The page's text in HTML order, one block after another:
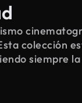
colección
siempre